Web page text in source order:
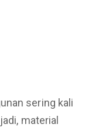
sering kali
material